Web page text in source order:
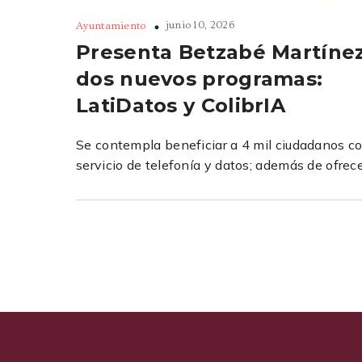
Ayuntamiento junio 10, 2026
Presenta Betzabé
dos nuevos programas:
LatiDatos y ColibrIA
Se contempla beneficiar a 4 mil ciudadanos
servicio de telefonía y datos; además de